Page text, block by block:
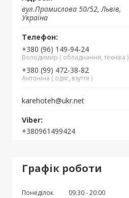
вул.Промислова 50/52, Львів,
Україна
+380 (96) 149-94-24
Володимир ( обладнання, техніка )
+380 (99) 472-38-82
Антоніна ( одяг, взуття )
karehoteh@ukr.net
+380961499424
Графік роботи
Понеділок 09:30 20:00